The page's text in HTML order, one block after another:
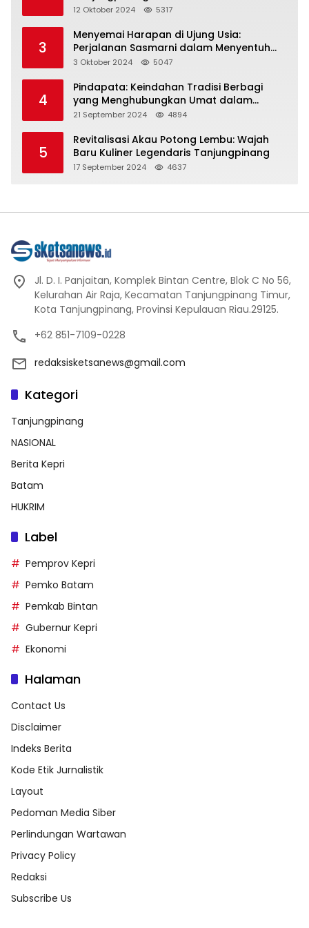
Representasi
12 Oktober 2024 5317
3
Menyemai Harapan di Ujung Usia:
Perjalanan Sasmarni dalam Menyentuh
Hati dan Jiwa
3 Oktober 2024 5047
4
Pindapata: Keindahan Tradisi Berbagi
yang Menghubungkan Umat dalam
Spiritualitas dan Kebersamaan dalam
21 September 2024 4894
5
Revitalisasi Akau Potong Lembu: Wajah
Baru Kuliner Legendaris Tanjungpinang
17 September 2024 4637
Jl. D. I. Panjaitan, Komplek Bintan Centre, Blok C No 56,
Kelurahan Air Raja, Kecamatan Tanjungpinang Timur,
Kota Tanjungpinang, Provinsi Kepulauan Riau.29125.
+62 851-7109-0228
redaksisketsanews@gmail.com
Kategori
Tanjungpinang
NASIONAL
Berita Kepri
Batam
HUKRIM
Label
Pemprov Kepri
Pemko Batam
Pemkab Bintan
Gubernur Kepri
Ekonomi
Halaman
Contact Us
Disclaimer
Indeks Berita
Kode Etik Jurnalistik
Layout
Pedoman Media Siber
Perlindungan Wartawan
Privacy Policy
Redaksi
Subscribe Us